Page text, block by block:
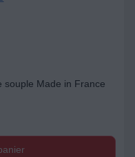
souple Made in France